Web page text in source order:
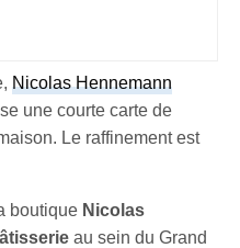
Nicolas Hennemann
une courte carte de
Le raffinement est
boutique Nicolas
au sein du Grand